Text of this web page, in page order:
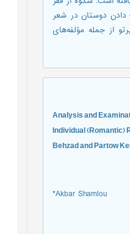
دوستان در شعر
از جمله مؤلفه‌های
Analysis and
Individual
Behzad and Partow
Akbar Shamlou
*